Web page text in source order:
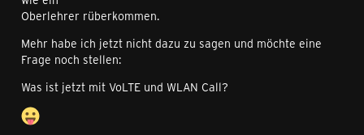
Oberlehrer rüberkommen.
Mehr habe ich jetzt nicht dazu zu sagen und möchte eine
Frage noch stellen:
Was ist jetzt mit VoLTE und WLAN Call?